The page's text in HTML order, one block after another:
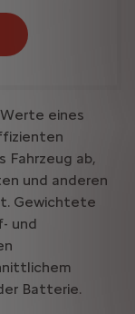
eines
ab,
und anderen
Gewichtete
und
Batterie.